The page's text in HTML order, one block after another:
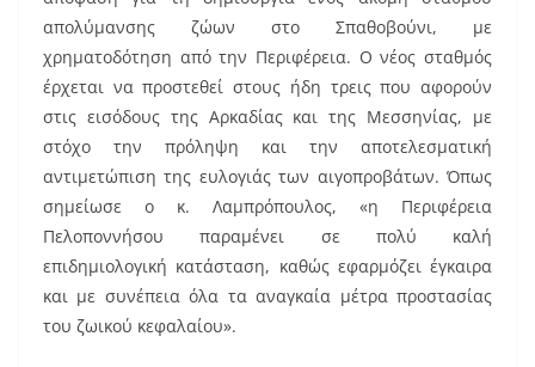
απολύμανσης ζώων στο Σπαθοβούνι, με
χρηματοδότηση από την Περιφέρεια. Ο νέος σταθμός
έρχεται να προστεθεί στους ήδη τρεις που αφορούν
στις εισόδους της Αρκαδίας και της Μεσσηνίας, με
στόχο την πρόληψη και την αποτελεσματική
αντιμετώπιση της ευλογιάς των αιγοπροβάτων. Όπως
σημείωσε o κ. Λαμπρόπουλος, «η Περιφέρεια
Πελοποννήσου παραμένει σε πολύ καλή
επιδημιολογική κατάσταση, καθώς εφαρμόζει έγκαιρα
και με συνέπεια όλα τα αναγκαία μέτρα προστασίας
του ζωικού κεφαλαίου».